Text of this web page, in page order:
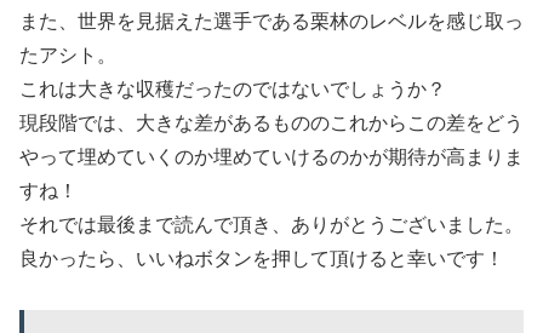
また、世界を見据えた選手である栗林のレベルを感じ取っ
たアシト。
これは大きな収穫だったのではないでしょうか？
現段階では、大きな差があるもののこれからこの差をどう
やって埋めていくのか埋めていけるのかが期待が高まりま
すね！
それでは最後まで読んで頂き、ありがとうございました。
良かったら、いいねボタンを押して頂けると幸いです！